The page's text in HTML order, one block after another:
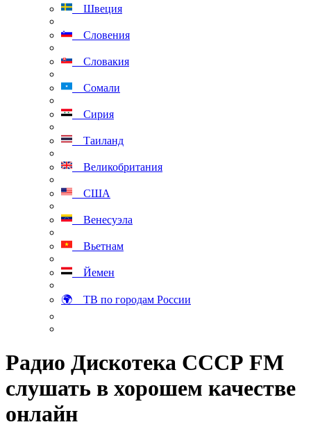
Швеция
Словения
Словакия
Сомали
Сирия
Таиланд
Великобритания
США
Венесуэла
Вьетнам
Йемен
🌍 ТВ по городам России
Радио Дискотека СССР FM
слушать в хорошем качестве
онлайн